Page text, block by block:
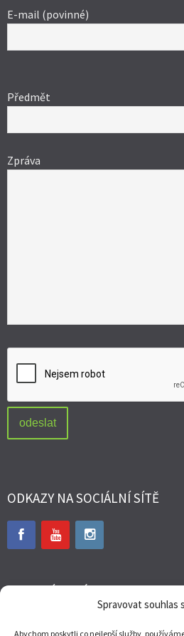
Spravovat souhlas
Abychom poskytli co nejlepší služby,
E-mail (povinné)
toto
prázdné.
Předmět
Zpráva
ODKAZY NA SOCIÁLNÍ SÍTĚ
WEBOVÉ STRÁNKY